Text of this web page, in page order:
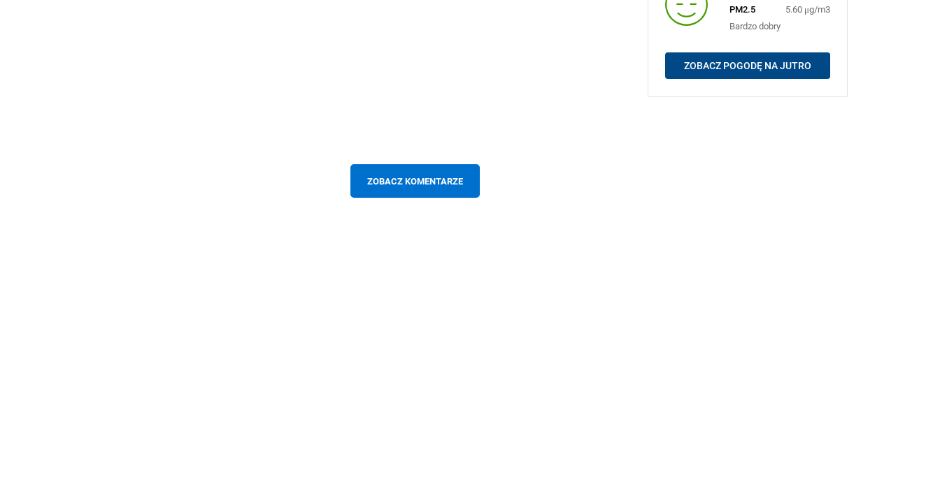
ZOBACZ KOMENTARZE
PM2.5
5.60 μg/m3
Bardzo dobry
ZOBACZ POGODĘ NA JUTRO